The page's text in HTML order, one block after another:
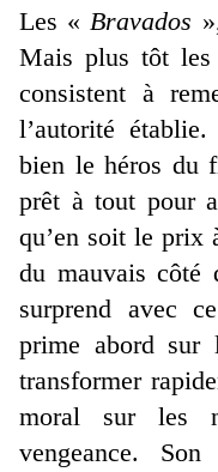
Les «Bravados
Mais plus tôt les
consistent à
l’autorité
bien le héros du
prêt à tout pour
qu’en soit le prix
du mauvais
surprend avec
prime abord sur
transformer
moral sur les
vengeance.